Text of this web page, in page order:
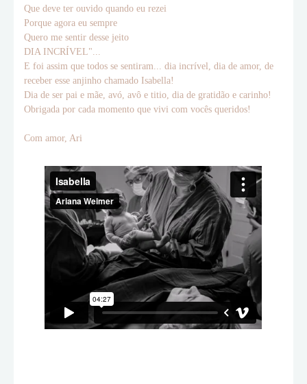
Que deve ter ouvido quando eu rezei
Porque agora eu sempre
Quero me sentir desse jeito
DIA INCRÍVEL"...
E foi assim que todos se sentiram... dia incrível, dia de amor, de
receber esse anjinho chamado Isabella!
Dia de ser pai e mãe, avó, avô e titio, dia de gratidão e carinho!
Obrigada por cada momento que vivi com vocês queridos!
Com amor, Ari